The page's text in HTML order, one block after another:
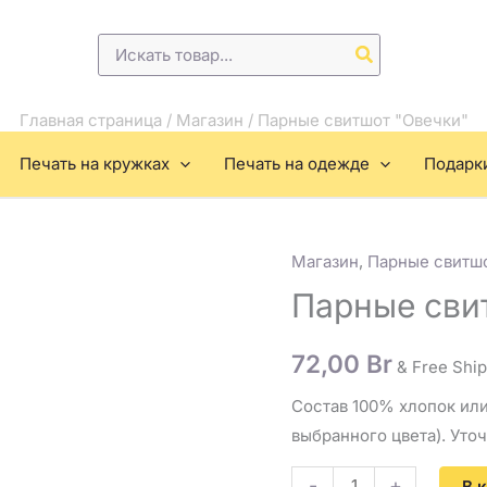
Главная страница / Магазин / Парные свитшот "Овечки"
Печать на кружках Печать на одежде
Магазин, Парные
Парные
72,00 Br & Free
Состав 100% хлопок
выбранного цвета).
Количество
товара
Парные
свитшот
"Овечки"